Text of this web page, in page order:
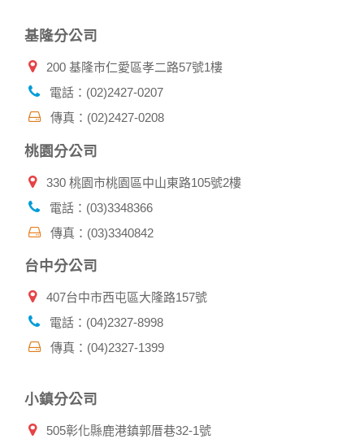
基隆分公司
200 基隆市仁愛區孝二路57號1樓
電話：(02)2427-0207
傳真：(02)2427-0208
桃園分公司
330 桃園市桃園區中山東路105號2樓
電話：(03)3348366
傳真：(03)3340842
台中分公司
407台中市西屯區大隆路157號
電話：(04)2327-8998
傳真：(04)2327-1399
小鎮分公司
505彰化縣鹿港鎮郭厝巷32-1號